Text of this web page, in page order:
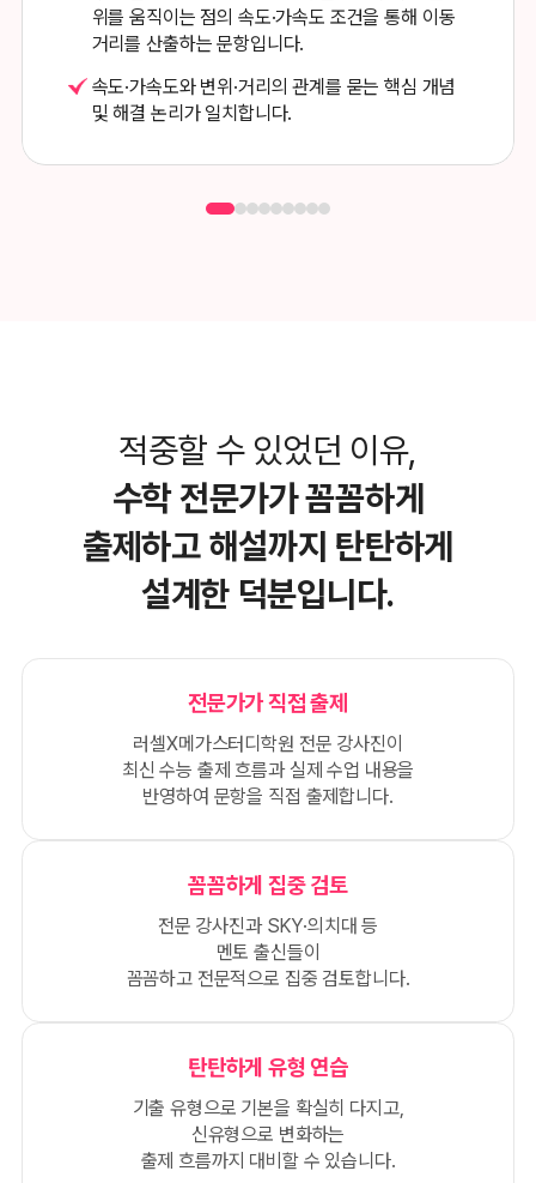
위를 움직이는 점의 속도·가속도 조건을 통해 이동
거리를 산출하는 문항입니다.
속도·가속도와 변위·거리의 관계를 묻는 핵심 개념
및 해결 논리가 일치합니다.
적중할 수 있었던 이유,
수학 전문가가 꼼꼼하게
출제하고 해설까지 탄탄하게
설계한 덕분입니다.
전문가가 직접 출제
러셀X메가스터디학원 전문 강사진이
최신 수능 출제 흐름과 실제 수업 내용을
반영하여 문항을 직접 출제합니다.
꼼꼼하게 집중 검토
전문 강사진과 SKY·의치대 등
멘토 출신들이
꼼꼼하고 전문적으로 집중 검토합니다.
탄탄하게 유형 연습
기출 유형으로 기본을 확실히 다지고,
신유형으로 변화하는
출제 흐름까지 대비할 수 있습니다.